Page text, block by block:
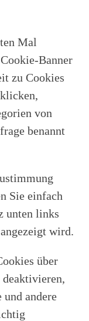
Mal
Banner
zu Cookies
von
benannt
Sie einfach
unten links
wird.
über
und andere